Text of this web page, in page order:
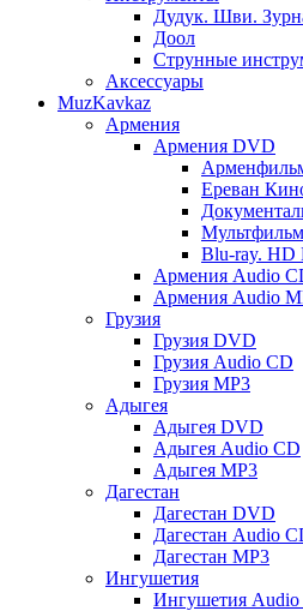
Дудук. Шви.
Доол
Струнные
Аксессуары
MuzKavkaz
Армения
Армения DVD
Ереван
Blu-ray. HD
Армения Audio
Армения Audio
Грузия
Грузия DVD
Грузия Audio CD
Грузия MP3
Адыгея
Адыгея DVD
Адыгея Audio CD
Адыгея MP3
Дагестан
Дагестан DVD
Дагестан Audio
Дагестан MP3
Ингушетия
Ингушетия Audio